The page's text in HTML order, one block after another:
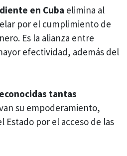
en Cuba elimina al
por el cumplimiento de
Es la alianza entre
efectividad, además del
tantas
su empoderamiento,
por el acceso de las